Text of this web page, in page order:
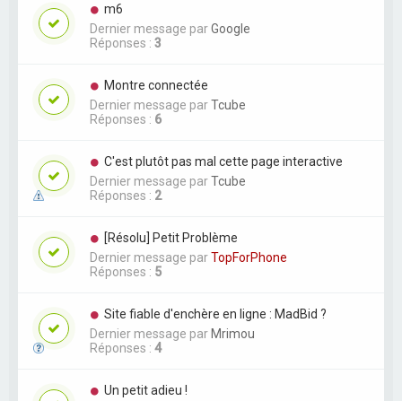
m6
Dernier message parGoogle
Réponses : 3
Montre connectée
Dernier message parTcube
Réponses : 6
C'est plutôt pas mal cette page interactive
Dernier message parTcube
Réponses : 2
[Résolu] Petit Problème
Dernier message parTopForPhone
Réponses : 5
Site fiable d'enchère en ligne : MadBid ?
Dernier message parMrimou
Réponses : 4
Un petit adieu !